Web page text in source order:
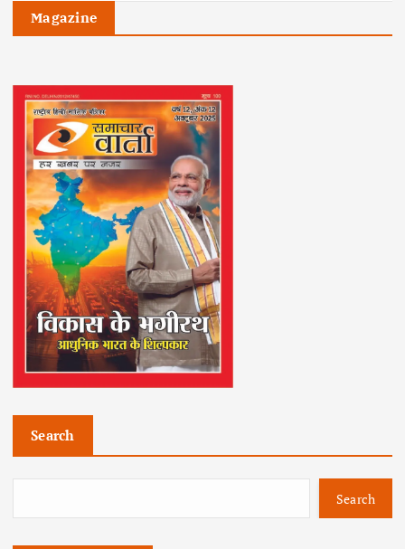
Magazine
Search
Search